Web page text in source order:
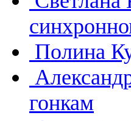
Полина
гонкам